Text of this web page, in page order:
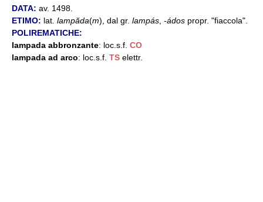
DATA: av. 1498.
ETIMO: lat. lampăda(m), dal gr. lampás -ádos propr. "fiaccola".
POLIREMATICHE:
lampada abbronzante: loc.s.f. CO
lampada ad arco: loc.s.f. TS elettr.